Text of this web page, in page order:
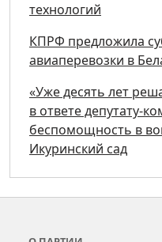
технологий
КПРФ предложила
авиаперевозки в
«Уже десять лет
в ответе депутату-
беспомощность в
Икуринский сад